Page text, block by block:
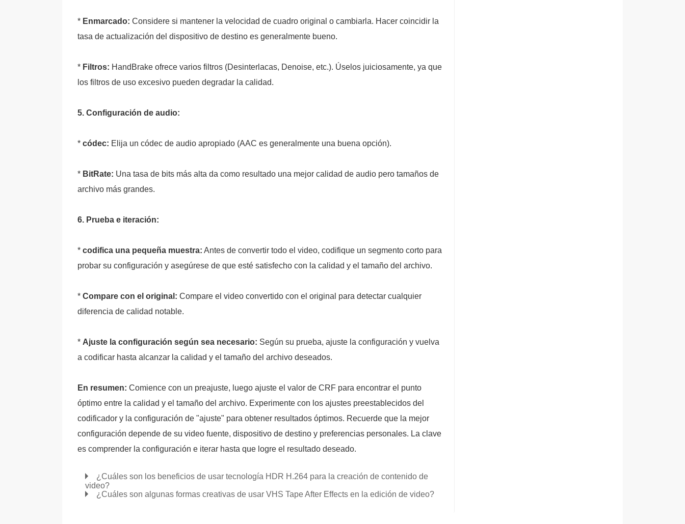
* Enmarcado: Considere si mantener la velocidad de cuadro original o cambiarla. Hacer coincidir la
tasa de actualización del dispositivo de destino es generalmente bueno.
* Filtros: HandBrake ofrece varios filtros (Desinterlacas, Denoise, etc.). Úselos juiciosamente, ya que
los filtros de uso excesivo pueden degradar la calidad.
5. Configuración de audio:
* códec: Elija un códec de audio apropiado (AAC es generalmente una buena opción).
* BitRate: Una tasa de bits más alta da como resultado una mejor calidad de audio pero tamaños de
archivo más grandes.
6. Prueba e iteración:
* codifica una pequeña muestra: Antes de convertir todo el video, codifique un segmento corto para
probar su configuración y asegúrese de que esté satisfecho con la calidad y el tamaño del archivo.
* Compare con el original: Compare el video convertido con el original para detectar cualquier
diferencia de calidad notable.
* Ajuste la configuración según sea necesario: Según su prueba, ajuste la configuración y vuelva
a codificar hasta alcanzar la calidad y el tamaño del archivo deseados.
En resumen: Comience con un preajuste, luego ajuste el valor de CRF para encontrar el punto
óptimo entre la calidad y el tamaño del archivo. Experimente con los ajustes preestablecidos del
codificador y la configuración de "ajuste" para obtener resultados óptimos. Recuerde que la mejor
configuración depende de su video fuente, dispositivo de destino y preferencias personales. La clave
es comprender la configuración e iterar hasta que logre el resultado deseado.
¿Cuáles son los beneficios de usar tecnología HDR H.264 para la creación de contenido de
video?
¿Cuáles son algunas formas creativas de usar VHS Tape After Effects en la edición de video?